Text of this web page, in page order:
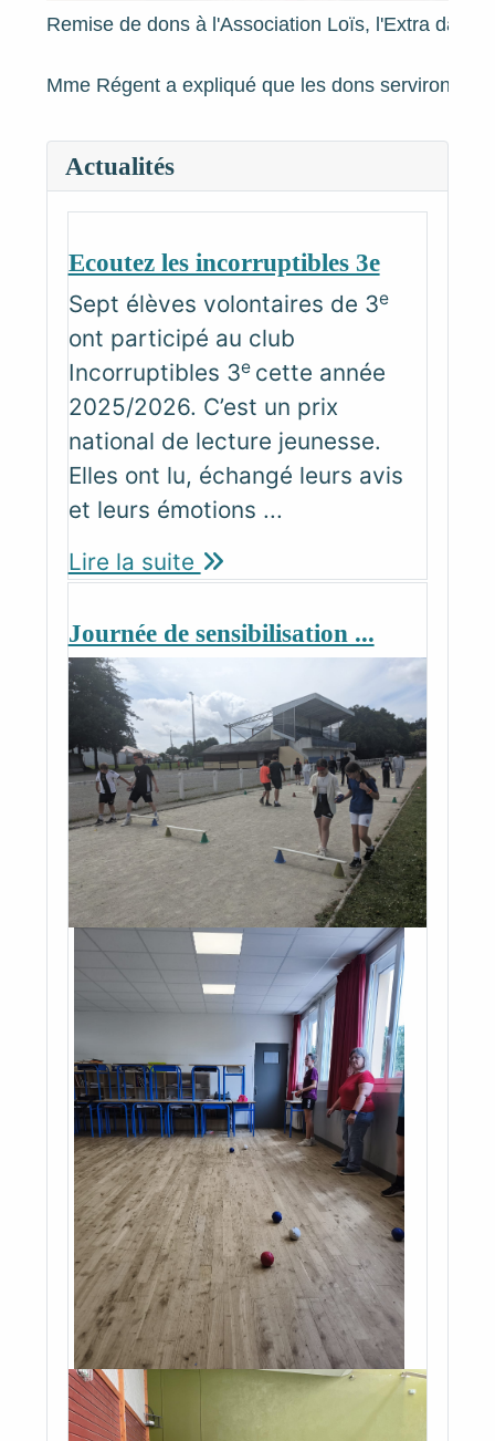
Remise de dons à l'Association Loïs, l'Extra dans
Mme Régent a expliqué que les dons serviront à
Actualités
Ecoutez les incorruptibles 3e
Sept élèves volontaires de 3e
ont participé au club
Incorruptibles 3e cette année
2025/2026. C’est un prix
national de lecture jeunesse.
Elles ont lu, échangé leurs avis
et leurs émotions ...
Lire la suite
Journée de sensibilisation ...